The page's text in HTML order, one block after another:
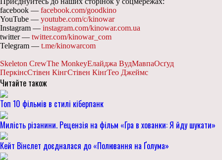
facebook — facebook.com/goodkino
YouTube — youtube.com/c/kinowar
Instagram — instagram.com/kinowar.com.ua
twitter — twitter.com/kinowar_com
Telegram — t.me/kinowarcom
Skeleton CrewThe MonkeyЕлайджа ВудМавпаОсґуд
ПеркінсСтівен КінгСтівен КінґТео Джеймс
Читайте також
Топ 10 фільмів в стилі кіберпанк
Милість різанини. Рецензія на фільм «Гра в хованки: Я йду шукати»
Кейт Вінслет доєдналася до «Полювання на Ґолума»